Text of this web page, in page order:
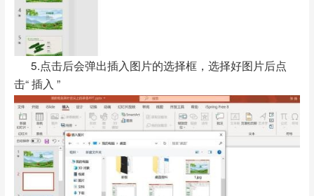
5.点击后会弹出插入图片的选择框，选择好图片后点
击“ 插入 ”